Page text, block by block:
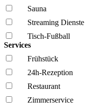
Sauna
Streaming Dienste
Tisch-Fußball
Services
Frühstück
24h-Rezeption
Restaurant
Zimmerservice